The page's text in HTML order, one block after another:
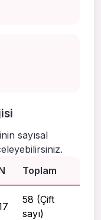
sayısal
Toplam
58 (Çift
sayı)